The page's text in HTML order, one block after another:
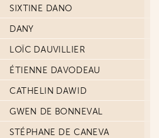
SIXTINE DANO
DANY
LOÏC DAUVILLIER
ÉTIENNE DAVODEAU
CATHELIN DAWID
GWEN DE BONNEVAL
STÉPHANE DE CANEVA